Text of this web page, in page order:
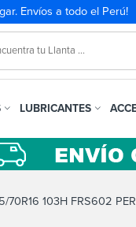
Envíos a todo el Perú!
LUBRICANTES
70R16 103H FRS602